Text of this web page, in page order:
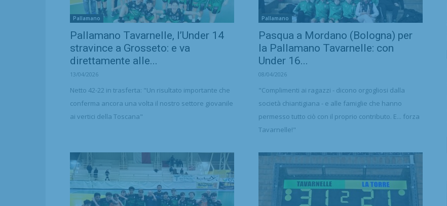
Pallamano
Pallamano Tavarnelle, l’Under 14
stravince a Grosseto: e va
direttamente alle...
13/04/2026
Netto 42-22 in trasferta: "Un risultato importante che
conferma ancora una volta il nostro settore giovanile
ai vertici della Toscana"
Pallamano
Pasqua a Mordano (Bologna) per
la Pallamano Tavarnelle: con
Under 16...
08/04/2026
"Complimenti ai ragazzi - dicono orgogliosi dalla
società chiantigiana - e alle famiglie che hanno
permesso tutto ciò con il proprio contributo. E... forza
Tavarnelle!"